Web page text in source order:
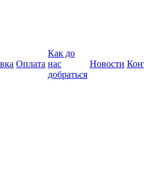
Оплата
Как до
нас
добраться
Новости